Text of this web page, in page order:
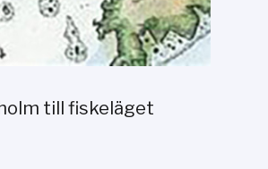
till fiskeläget